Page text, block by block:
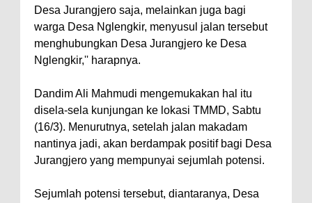
Desa Jurangjero saja, melainkan juga bagi
warga Desa Nglengkir, menyusul jalan tersebut
menghubungkan Desa Jurangjero ke Desa
Nglengkir,'' harapnya.
Dandim Ali Mahmudi mengemukakan hal itu
disela-sela kunjungan ke lokasi TMMD, Sabtu
(16/3). Menurutnya, setelah jalan makadam
nantinya jadi, akan berdampak positif bagi Desa
Jurangjero yang mempunyai sejumlah potensi.
Sejumlah potensi tersebut, diantaranya, Desa